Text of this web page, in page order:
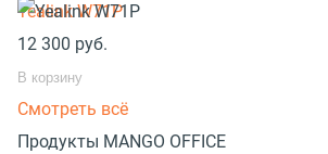
Yealink W71P
12 300 руб.
В корзину
Смотреть всё
Продукты MANGO OFFICE